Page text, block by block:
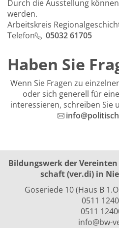
Durch die Ausstellung
werden.
Arbeitskreis
Telefon
05032 61705
Haben Sie
Wenn Sie Fragen zu
oder sich generell für
interessieren, schreiben Sie
Bildungswerk der
schaft (ver.di) in
Goseriede 10 (Haus B
0511
0511
info@bw-